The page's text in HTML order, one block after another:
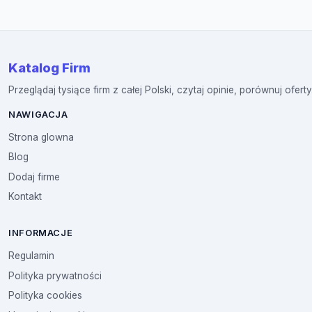
Katalog Firm
Przeglądaj tysiące firm z całej Polski, czytaj opinie, porównuj
NAWIGACJA
Strona glowna
Blog
Dodaj firme
Kontakt
INFORMACJE
Regulamin
Polityka prywatności
Polityka cookies